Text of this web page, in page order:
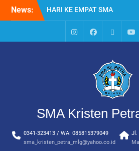
News:
HARI KE EMPAT SMA
KRISTEN PETRA MALANG
MPLS HARI KE TIGA SMA
KRISTEN PETRA MALANG
LINGKUNGAN SEKOLAH DI
SMA KRISTEN PETRA
AJARAN BARU YBPK
MPLS HARI KE 5 SMA
KRISTEN PETRA MALANG
IG
Facebook
SMA Kristen
0341-323413 / WA: 085815379049
sma_kristen_petra_mlg@yahoo.co.id
Jl.